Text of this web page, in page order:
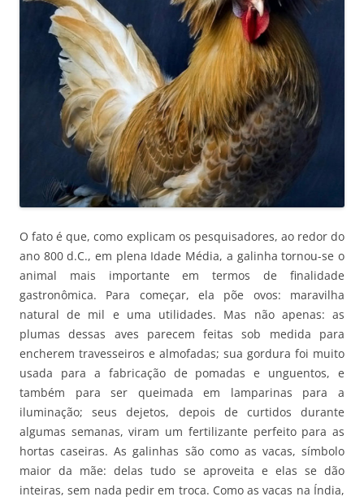
O fato é que, como explicam os pesquisadores, ao redor do
ano 800 d.C., em plena Idade Média, a galinha tornou-se o
animal mais importante em termos de finalidade
gastronômica. Para começar, ela põe ovos: maravilha
natural de mil e uma utilidades. Mas não apenas: as
plumas dessas aves parecem feitas sob medida para
encherem travesseiros e almofadas; sua gordura foi muito
usada para a fabricação de pomadas e unguentos, e
também para ser queimada em lamparinas para a
iluminação; seus dejetos, depois de curtidos durante
algumas semanas, viram um fertilizante perfeito para as
hortas caseiras. As galinhas são como as vacas, símbolo
maior da mãe: delas tudo se aproveita e elas se dão
inteiras, sem nada pedir em troca. Como as vacas na Índia,